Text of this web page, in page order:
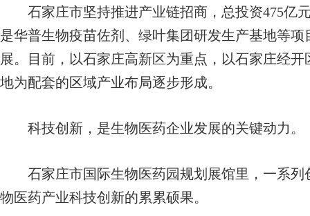
石家庄市坚持推进产业链招商，总投资475亿
是华普生物疫苗佐剂、绿叶集团研发生产基地等
展。目前，以石家庄高新区为重点，以石家庄经
地为配套的区域产业布局逐步形成。
科技创新，是生物医药企业发展的关键动力。
石家庄市国际生物医药园规划展馆里，一系列
物医药产业科技创新的累累硕果。